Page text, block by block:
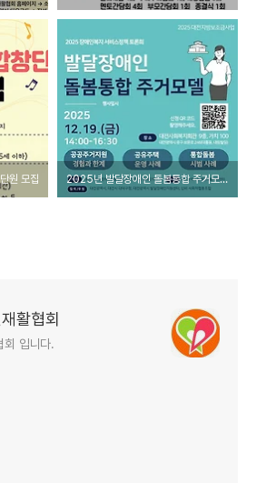
원 모집 2025년 발달장애인 돌봄통합 주거모델을 위한 토론회 개최 안내
활협회
회 입니다.